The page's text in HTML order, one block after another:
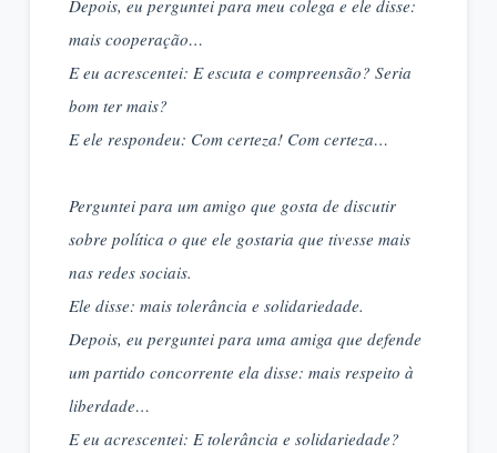
Depois, eu perguntei para meu colega e ele disse:
mais cooperação…
E eu acrescentei: E escuta e compreensão? Seria
bom ter mais?
E ele respondeu: Com certeza! Com certeza…
Perguntei para um amigo que gosta de discutir
sobre política o que ele gostaria que tivesse mais
nas redes sociais.
Ele disse: mais tolerância e solidariedade.
Depois, eu perguntei para uma amiga que defende
um partido concorrente ela disse: mais respeito à
liberdade…
E eu acrescentei: E tolerância e solidariedade?